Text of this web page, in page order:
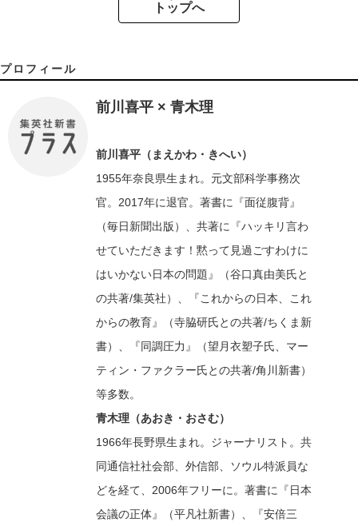
トップへ
プロフィール
前川喜平 × 青木理
前川喜平（まえかわ・きへい）
1955年奈良県生まれ。元文部科学事務次
官。2017年に退官。著書に『面従腹背』
（毎日新聞出版）、共著に『ハッキリ言わ
せていただきます！黙って見過ごすわけに
はいかない日本の問題』（谷口真由美氏と
の共著/集英社）、『これからの日本、これ
からの教育』（寺脇研氏との共著/ちくま新
書）、『同調圧力』（望月衣塑子氏、マー
ティン・ファクラー氏との共著/角川新書）
等多数。
青木理（あおき・おさむ）
1966年長野県生まれ。ジャーナリスト。共
同通信社社会部、外信部、ソウル特派員な
どを経て、2006年フリーに。著書に『日本
会議の正体』（平凡社新書）、『安倍三